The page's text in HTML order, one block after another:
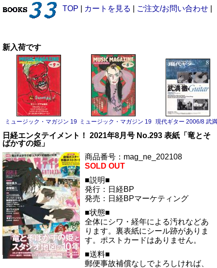
TOP カートを見る ご注文/お問い合わせ
新入荷です
ミュージック・マガジン 1983/9 サニー・アデミュージック・マガジン 1983/6 ボーイ・ジョージ
現代ギター 2006/8 武
日経エンタテイメント！ 2021年8月号 No.293 表紙「竜とそ
ばかすの姫」
商品番号：mag_ne_202108
SOLD OUT
■説明■
発行：日経BP
発売：日経BPマーケティング
■状態■
全体にシワ・経年による汚れなどあ
ります。裏表紙にシール跡がありま
す。ポストカードはありません。
■送料■
郵便事故補償なしでよろしければ、